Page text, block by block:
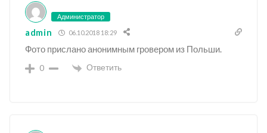
Администратор
admin 06.10.2018 18:29
Фото прислано анонимным гровером из Польши.
0 Ответить